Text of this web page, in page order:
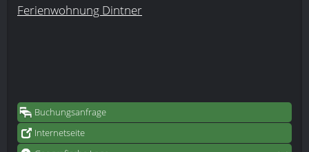
Ferienwohnung Dintner
Buchungsanfrage
Internetseite